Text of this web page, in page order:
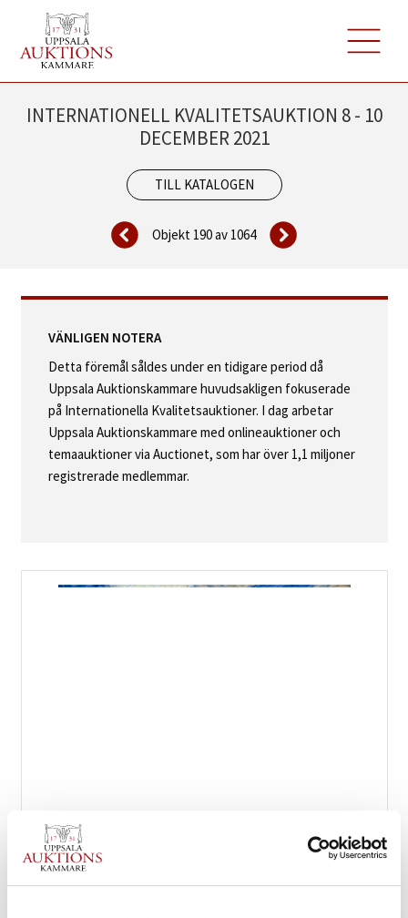
INTERNATIONELL KVALITETSAUKTION 8 - 10
DECEMBER 2021
TILL KATALOGEN
Objekt 190 av 1064
VÄNLIGEN NOTERA
Detta föremål såldes under en tidigare period då
Uppsala Auktionskammare huvudsakligen fokuserade
på Internationella Kvalitetsauktioner. I dag arbetar
Uppsala Auktionskammare med onlineauktioner och
temaauktioner via Auctionet, som har över 1,1 miljoner
registrerade medlemmar.